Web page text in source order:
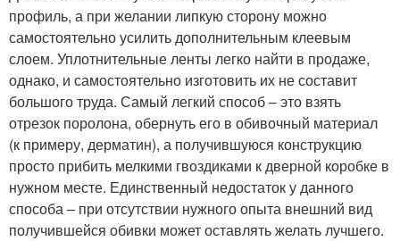
профиль, а при желании липкую сторону можно
самостоятельно усилить дополнительным клеевым
слоем. Уплотнительные ленты легко найти в продаже,
однако, и самостоятельно изготовить их не составит
большого труда. Самый легкий способ – это взять
отрезок поролона, обернуть его в обивочный материал
(к примеру, дерматин), а получившуюся конструкцию
просто прибить мелкими гвоздиками к дверной коробке в
нужном месте. Единственный недостаток у данного
способа – при отсутствии нужного опыта внешний вид
получившейся обивки может оставлять желать лучшего.